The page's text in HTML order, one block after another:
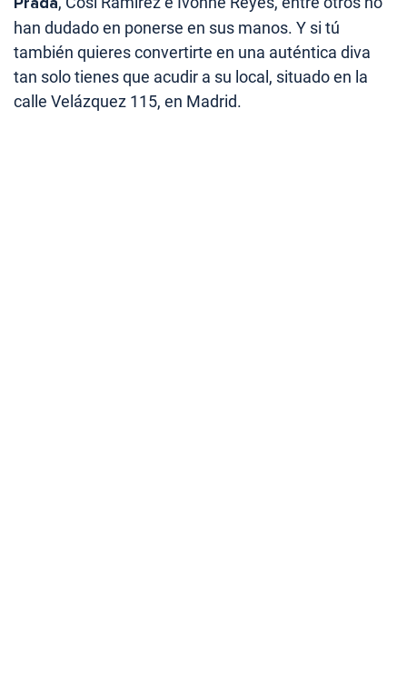
han dudado en ponerse en sus manos. Y si tú
también quieres convertirte en una auténtica diva
tan solo tienes que acudir a su local, situado en la
calle Velázquez 115, en Madrid.